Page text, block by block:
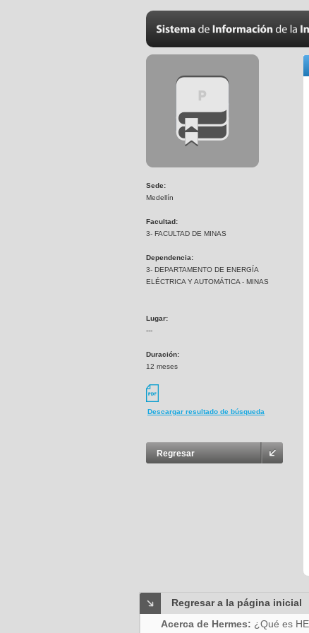
Sede:
Medellín
Facultad:
3- FACULTAD DE MINAS
Dependencia:
3- DEPARTAMENTO DE ENERGÍA
ELÉCTRICA Y AUTOMÁTICA - MINAS
Lugar:
---
Duración:
12 meses
Descargar resultado de búsqueda
Regresar
Regresar a la página inicial
Acerca de Hermes: ¿Qué es